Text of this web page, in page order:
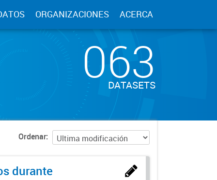
ORGANIZACIONES ACERCA
063
DATASETS
Ordenar
durante